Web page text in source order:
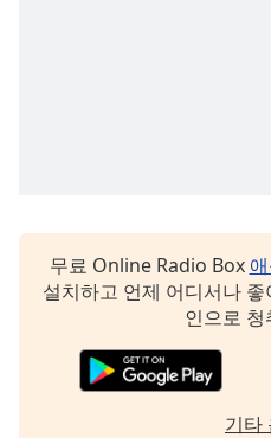
dialog
window.
무료 Online Radio Box
설치하고 언제 어디서나
인으로
기타